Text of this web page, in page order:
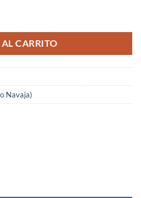
CARRITO
Navaja)